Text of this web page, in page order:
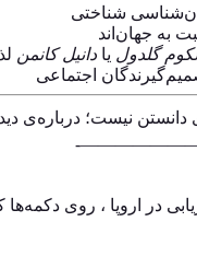
شناختی
به جهان‌اند
گلدول یا دانیل کانمن
اجتماعی
نیست؛ درباره‌ی
در اروپا ، روی دکمه‌ها